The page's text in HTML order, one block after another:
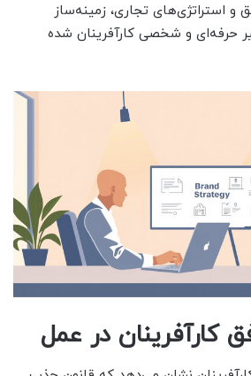
و استراتژی‌های تجاری، زمینه‌ساز
حرفه‌ای و شخصی کارآفرینان شده
کارآفرینان در عمل